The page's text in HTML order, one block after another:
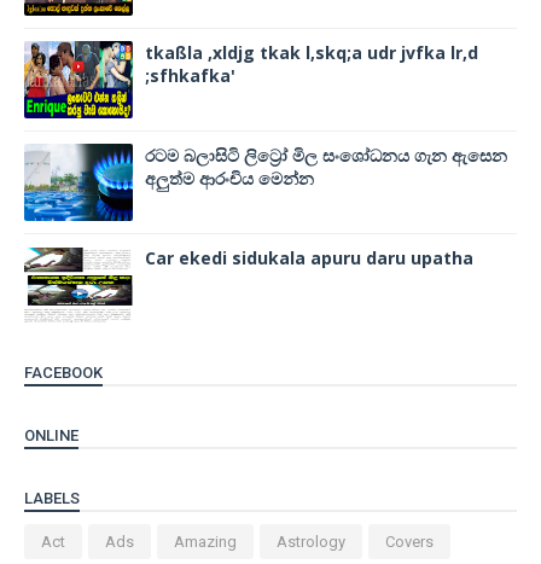
tkaßla ,xldjg tkak l,skq;a udr jvfka lr,d
;sfhkafka'
රටම බලාසිටි ලිට්‍රෝ මිල සංශෝධනය ගැන ඇසෙන
අලුත්ම ආරංචිය මෙන්න
Car ekedi sidukala apuru daru upatha
FACEBOOK
ONLINE
LABELS
Act Ads Amazing Astrology Covers